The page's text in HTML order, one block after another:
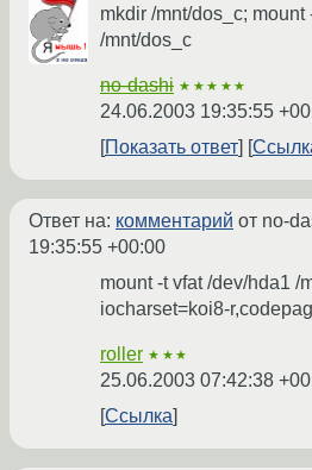
mkdir /mnt/dos_c; mount
/mnt/dos_c
no-dashi ★★★★★
24.06.2003 19:35:55
Показать ответ
Ответ на: комментарий от no-
19:35:55 +00:00
mount -t vfat /dev/hda1 /
iocharset=koi8-
roller ★★★
25.06.2003 07:42:38
Ссылка